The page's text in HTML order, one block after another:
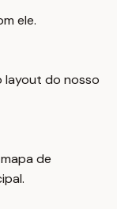
ele.
layout do nosso
de